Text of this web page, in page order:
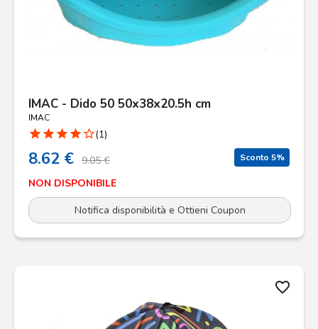
IMAC - Dido 50 50x38x20.5h cm
IMAC
star star star star star_border(1)
8.62 € 9.05 € Sconto 5%
NON DISPONIBILE
Notifica disponibilità e Ottieni Coupon
favorite_border